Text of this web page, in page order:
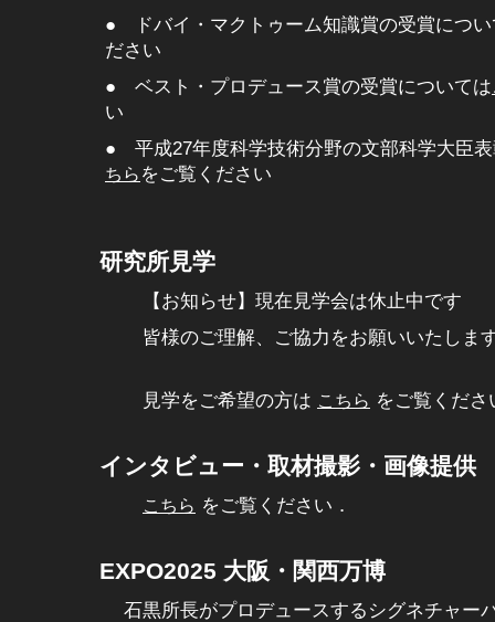
● ドバイ・マクトゥーム知識賞の受賞につい
ださい
● ベスト・プロデュース賞の受賞については
い
● 平成27年度科学技術分野の文部科学大臣
ちら をご覧ください
研究所見学
【お知らせ】現在見学会は休止中です
皆様のご理解、ご協力をお願いいたしま
見学をご希望の方は こちら をご覧くださ
インタビュー・取材撮影・画像提供
こちら をご覧ください．
EXPO2025 大阪・関西万博
石黒所長がプロデュースするシグネチャー